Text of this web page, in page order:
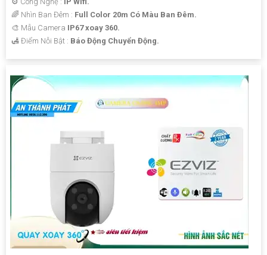
🌈 Nhìn Ban Đêm : Full Color 20m Có Màu Ban Ðêm.
🎨 Mẫu Camera IP67 xoay 360.
️🛃 Điểm Nỗi Bật : Báo Động Chuyển Động.